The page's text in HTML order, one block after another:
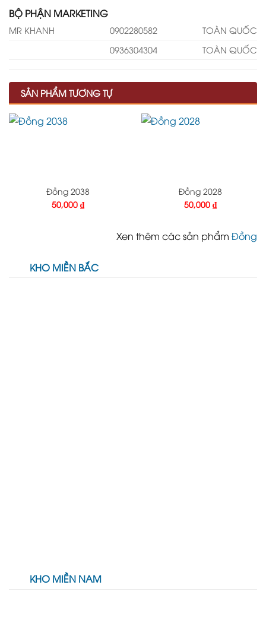
BỘ PHẬN MARKETING
MR KHANH 0902280582
TOÀN QUỐC
0936304304
TOÀN QUỐC
SẢN PHẨM TƯƠNG TỰ
Đồng 2038
50,000 ₫
Đồng 2028
50,000 ₫
Xen thêm các sản phẩm Đồng
KHO MIỀN BẮC
KHO MIỀN NAM